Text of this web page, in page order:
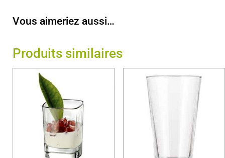
Vous aimeriez aussi…
Produits similaires